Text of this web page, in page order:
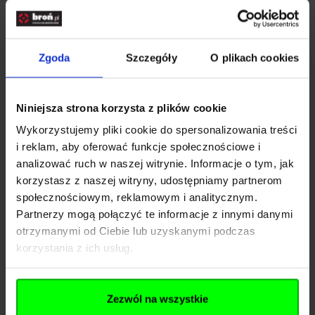
Zgoda Szczegóły O plikach cookies
Niniejsza strona korzysta z plików cookie
Wykorzystujemy pliki cookie do spersonalizowania treści
i reklam, aby oferować funkcje społecznościowe i
analizować ruch w naszej witrynie. Informacje o tym, jak
korzystasz z naszej witryny, udostępniamy partnerom
społecznościowym, reklamowym i analitycznym.
Partnerzy mogą połączyć te informacje z innymi danymi
otrzymanymi od Ciebie lub uzyskanymi podczas
korzystania z ich usług.
Zezwól na wszystkie
podczas działań w terenie.
Producent Hawke
Typ Osłona obiektywu (przednia)
Materiał Anodowane aluminium
Kolor Czarny
Mechanizm otwierania Flip Up – składany
Regulacja kąta otwarcia Tak
Kompatybilność Vantage 30 WA, Vantage 30
WA SF, Airmax 1", Airmax 30 SF, XB30 Pro
Wyłączenia kompatybilności Frontier,
Endurance 30 WA, XB/XB1
Rozwiń opis
Dane techniczne
Kod SKU
KOL.354-192
5054492610518